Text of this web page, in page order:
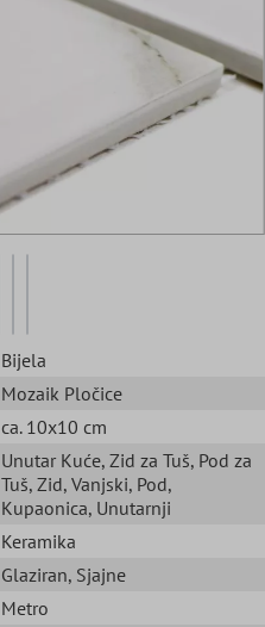
Bijela
Mozaik Pločice
ca. 10x10 cm
Unutar Kuće, Zid za Tuš, Pod za
Tuš, Zid, Vanjski, Pod,
Kupaonica, Unutarnji
Keramika
Glaziran, Sjajne
Metro